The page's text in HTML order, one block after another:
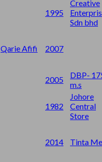
1995
Creative
Sdn bhd
Qarie Afifi 2007
2005
DBP-
m.s
1982
Johore
Central
Store
2014 Tinta